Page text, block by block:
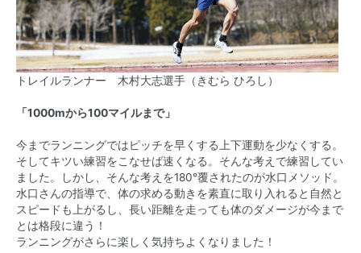
トレイルランナー 木村大志選手（きむら ひろし）
「1000mから100マイルまで」
今までランニングではピッチを早くする上下運動を少なくする。
そしてキツい練習をこなせば速くなる。そんな考えで練習してい
ました。しかし、そんな考えを180°覆されたのが水口メソッド。
水口さんの指導で、体の求める動きを素直に取り入れると自然と
スピードも上がるし、長い距離を走っても体のダメージが今まで
とは格段に違う！
ランニングがさらに楽しく気持ちよくなりました！